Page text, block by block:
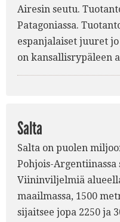
2.
Airesin seutu.
Patagoniassa.
espanjalaiset juuret
on kansallisrypäleen
Salta
Salta on puolen
Pohjois-Argentiinassa
Viininviljelmiä
maailmassa, 1500
sijaitsee jopa 2250 ja